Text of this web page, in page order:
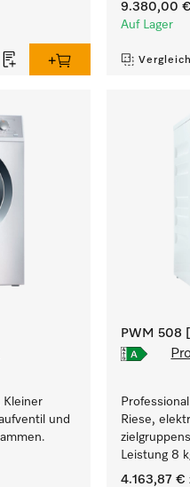
9.380,00 €
Auf Lager
Kleiner
und
PWM 508
Riese,
Leistung 8
4.163,87 €